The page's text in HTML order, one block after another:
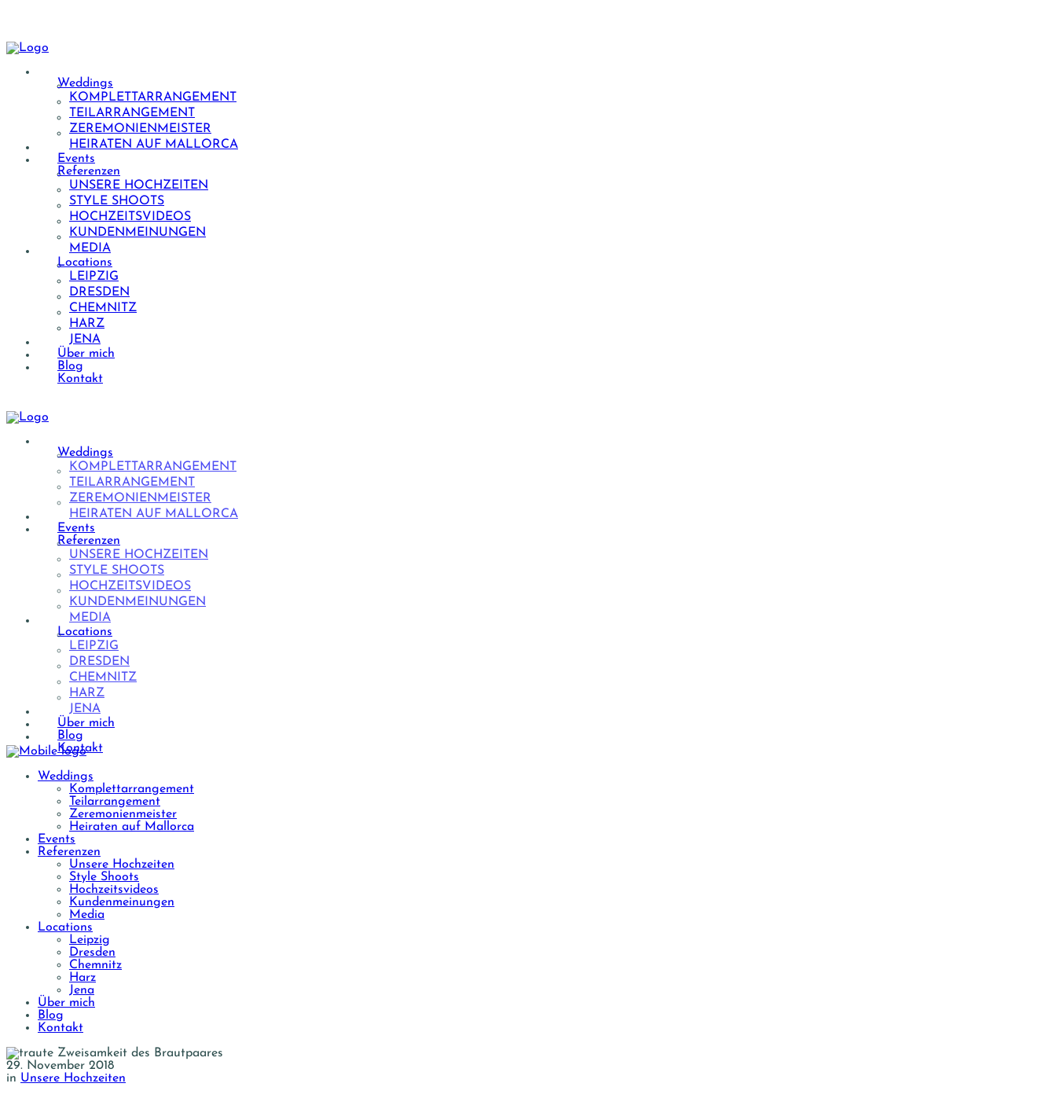
Weddings
KOMPLETTARRANGEMENT
TEILARRANGEMENT
ZEREMONIENMEISTER
HEIRATEN AUF MALLORCA
Events
Referenzen
UNSERE HOCHZEITEN
STYLE SHOOTS
HOCHZEITSVIDEOS
KUNDENMEINUNGEN
MEDIA
Locations
LEIPZIG
DRESDEN
CHEMNITZ
HARZ
JENA
Über mich
Blog
Kontakt
Weddings
KOMPLETTARRANGEMENT
TEILARRANGEMENT
ZEREMONIENMEISTER
HEIRATEN AUF MALLORCA
Events
Referenzen
UNSERE HOCHZEITEN
STYLE SHOOTS
HOCHZEITSVIDEOS
KUNDENMEINUNGEN
MEDIA
Locations
LEIPZIG
DRESDEN
CHEMNITZ
HARZ
JENA
Über mich
Blog
Kontakt
Weddings
Komplettarrangement
Teilarrangement
Zeremonienmeister
Heiraten auf Mallorca
Events
Referenzen
Unsere Hochzeiten
Style Shoots
Hochzeitsvideos
Kundenmeinungen
Media
Locations
Leipzig
Dresden
Chemnitz
Harz
Jena
Über mich
Blog
Kontakt
29. November 2018
in Unsere Hochzeiten